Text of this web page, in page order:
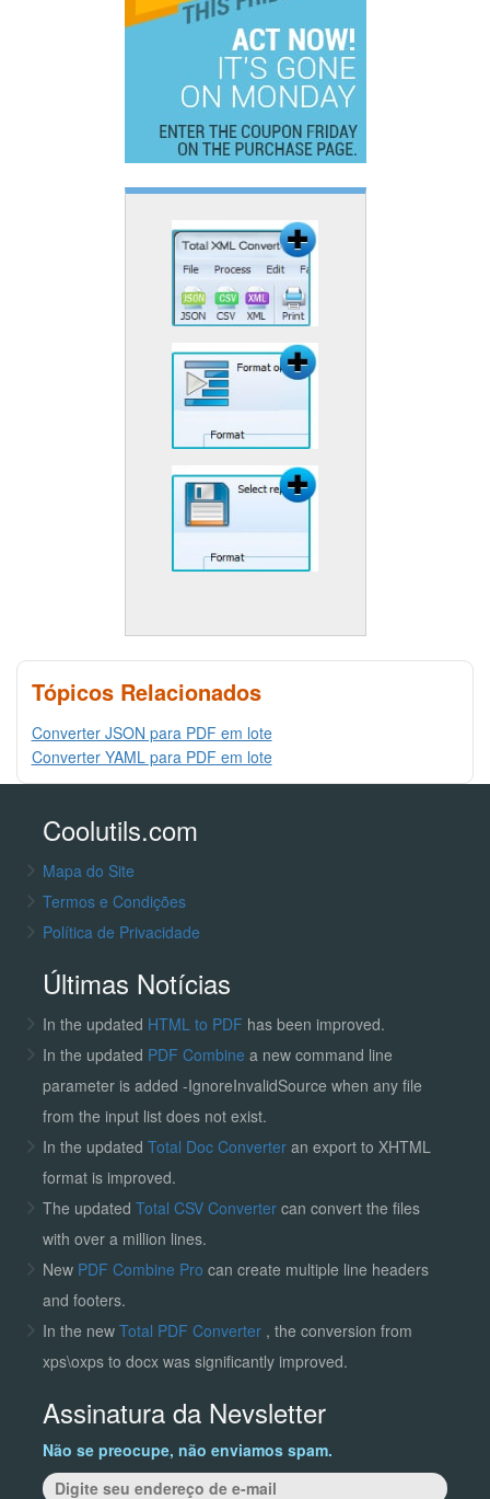
Tópicos Relacionados
Converter JSON para PDF em lote
Converter YAML para PDF em lote
Coolutils.com
Mapa do Site
Termos e Condições
Política de Privacidade
Últimas Notícias
In the updated HTML to PDF has been improved.
In the updated PDF Combine a new command line
parameter is added -IgnoreInvalidSource when any file
from the input list does not exist.
In the updated Total Doc Converter an export to XHTML
format is improved.
The updated Total CSV Convertercan convert the files
with over a million lines.
New PDF Combine Pro can create multiple line headers
and footers.
In the new Total PDF Converter , the conversion from
xps\oxps to docx was significantly improved.
Assinatura da Nevsletter
Não se preocupe, não enviamos spam.